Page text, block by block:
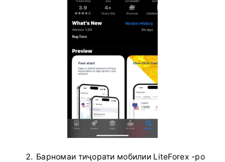
Барномаи тиҷорати мобилии LiteForex -ро